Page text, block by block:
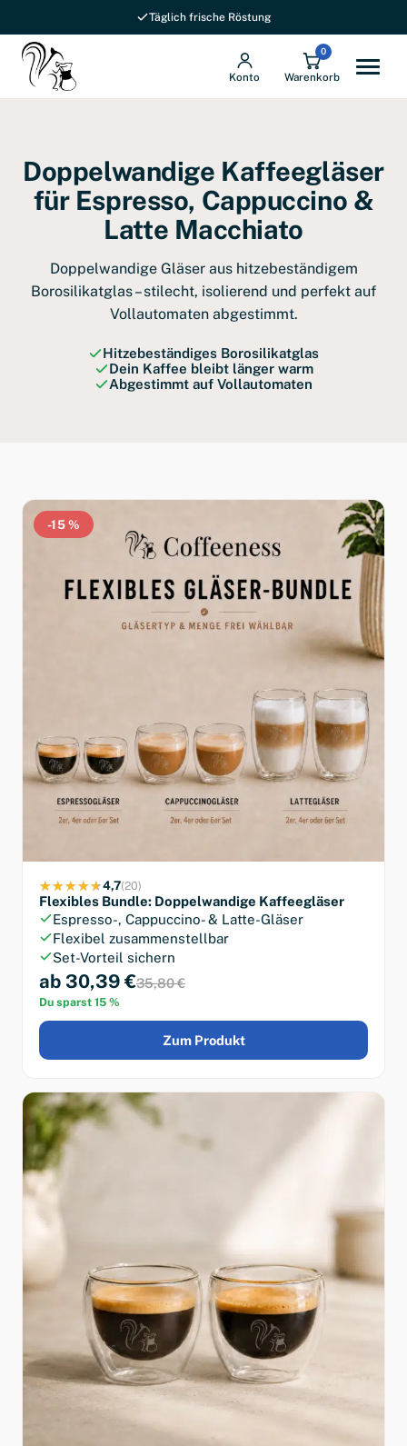
Täglich frische Röstung
Konto
0
Warenkorb
Doppelwandige Kaffeegläser
für Espresso, Cappuccino &
Latte Macchiato
Doppelwandige Gläser aus hitzebeständigem
Borosilikatglas – stilecht, isolierend und perfekt auf
Vollautomaten abgestimmt.
Hitzebeständiges Borosilikatglas
Dein Kaffee bleibt länger warm
Abgestimmt auf Vollautomaten
-15 %
4,7(20)
Flexibles Bundle: Doppelwandige Kaffeegläser
Espresso-, Cappuccino- & Latte-Gläser
Flexibel zusammenstellbar
Set-Vorteil sichern
ab 30,39 €35,80 €
Du sparst 15 %
Zum Produkt